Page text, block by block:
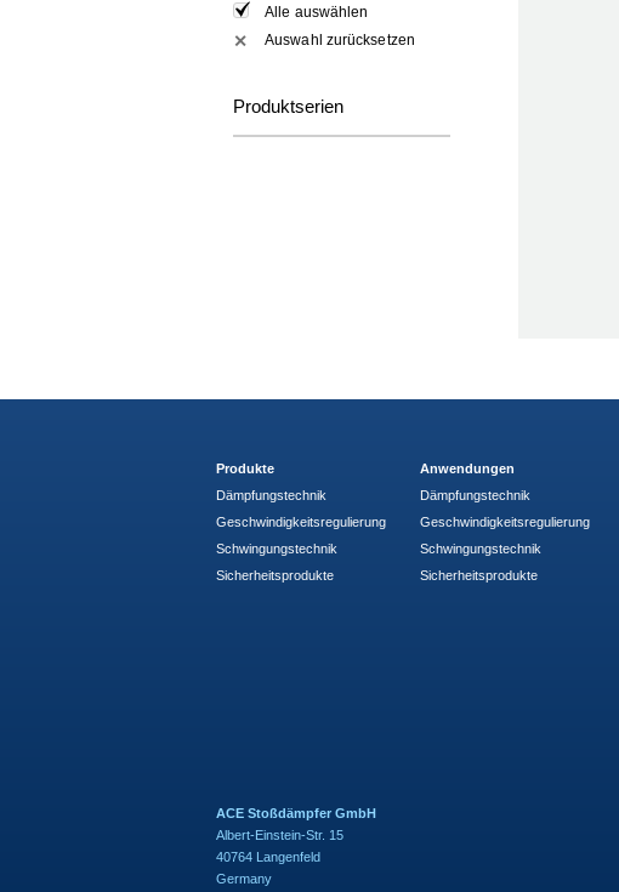
Alle auswählen
✕ Auswahl zurücksetzen
Produktserien
Produkte
Dämpfungstechnik
Geschwindigkeitsregulierung
Schwingungstechnik
Sicherheitsprodukte
Anwendungen
Dämpfungstechnik
Geschwindigkeitsregulierung
Schwingungstechnik
Sicherheitsprodukte
ACE Stoßdämpfer GmbH
Albert-Einstein-Str. 15
40764 Langenfeld
Germany